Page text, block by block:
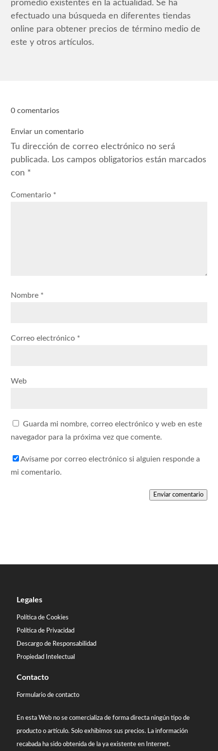
promedio existentes en la actualidad. Se ha
efectuado una búsqueda en diferentes tiendas
online para obtener precios de término medio de
este y otros artículos.
0 comentarios
Enviar un comentario
Tu dirección de correo electrónico no será
publicada. Los campos obligatorios están marcados
con *
Comentario *
Nombre *
Correo electrónico *
Web
Guarda mi nombre, correo electrónico y web en este
navegador para la próxima vez que comente.
Avísame por correo electrónico si alguien responde a
mi comentario.
Enviar comentario
Legales
Política de Cookies
Política de Privacidad
Descargo de Responsabilidad
Propiedad Intelectual
Contacto
Formulario de contacto
En esta Web no se comercializa de forma directa ningún tipo de
producto o artículo. Solo exhibimos sus precios. La información
recabada ha sido obtenida de la ya existente en Internet.